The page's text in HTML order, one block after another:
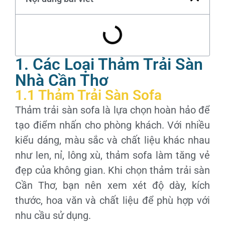
1. Các Loại Thảm Trải Sàn
Nhà Cần Thơ
1.1 Thảm Trải Sàn Sofa
Thảm trải sàn sofa là lựa chọn hoàn hảo để
tạo điểm nhấn cho phòng khách. Với nhiều
kiểu dáng, màu sắc và chất liệu khác nhau
như len, nỉ, lông xù, thảm sofa làm tăng vẻ
đẹp của không gian. Khi chọn thảm trải sàn
Cần Thơ, bạn nên xem xét độ dày, kích
thước, hoa văn và chất liệu để phù hợp với
nhu cầu sử dụng.